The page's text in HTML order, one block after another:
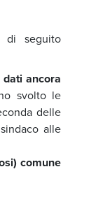
seguito
dati ancora
svolto le
delle
alle
comune